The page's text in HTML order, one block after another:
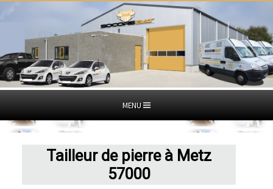
MENU
Tailleur de pierre à Metz
57000